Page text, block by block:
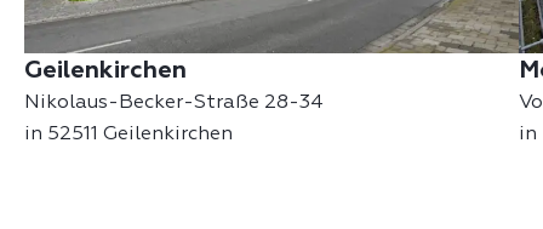
Geilenkirchen
Nikolaus-Becker-Straße 28-34
in 52511 Geilenkirchen
in